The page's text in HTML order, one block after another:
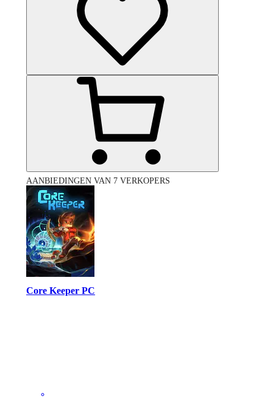
AANBIEDINGEN VAN 7 VERKOPERS
Core Keeper PC